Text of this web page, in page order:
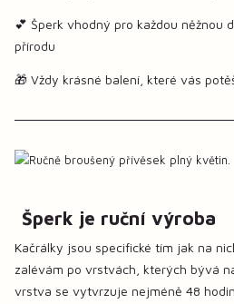
💕 Šperk vhodný pro každou něžnou
přírodu
🎁 Vždy krásné balení, které vás
Šperk je ruční výroba
Kačrálky jsou specifické tím jak na
zalévám po vrstvách, kterých bývá
vrstva se vytvrzuje nejméně 48